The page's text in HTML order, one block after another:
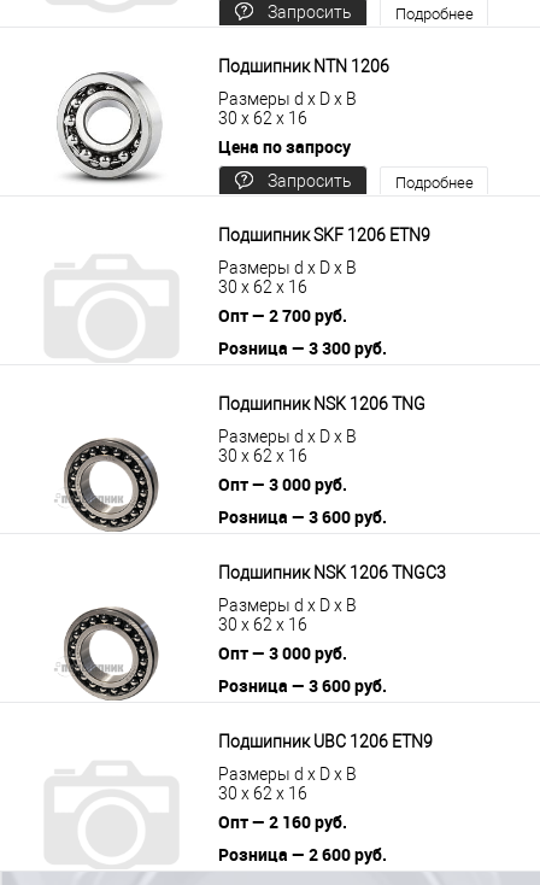
Запросить
Подробнее
Подшипник NTN 1206
Размеры d x D x B
30 x 62 x 16
Цена по запросу
Запросить
Подробнее
Подшипник SKF 1206 ETN9
Размеры d x D x B
30 x 62 x 16
Опт — 2 700 руб.
Розница — 3 300 руб.
Подшипник NSK 1206 TNG
Размеры d x D x B
30 x 62 x 16
Опт — 3 000 руб.
Розница — 3 600 руб.
Подшипник NSK 1206 TNGC3
Размеры d x D x B
30 x 62 x 16
Опт — 3 000 руб.
Розница — 3 600 руб.
Подшипник UBC 1206 ETN9
Размеры d x D x B
30 x 62 x 16
Опт — 2 160 руб.
Розница — 2 600 руб.